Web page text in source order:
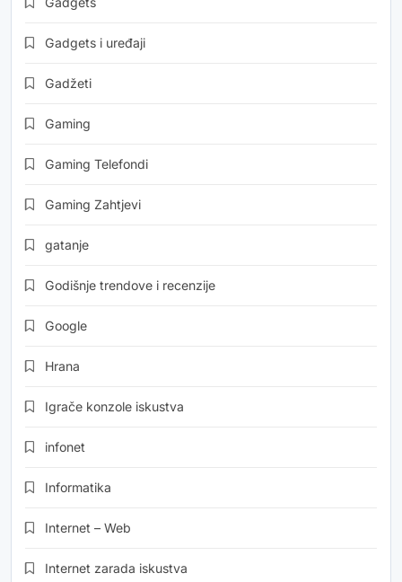
Gadgets i uređaji
Gadžeti
Gaming
Gaming Telefondi
Gaming Zahtjevi
gatanje
Godišnje trendove i recenzije
Google
Hrana
Igrače konzole iskustva
infonet
Informatika
Internet – Web
Internet zarada iskustva